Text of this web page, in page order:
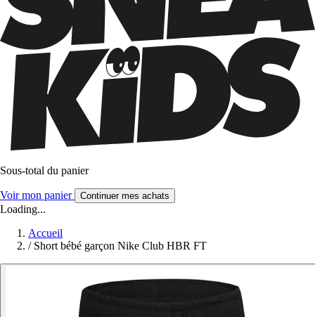
Sous-total du panier
Voir mon panier Continuer mes achats
Loading...
Accueil
/ Short bébé garçon Nike Club HBR FT